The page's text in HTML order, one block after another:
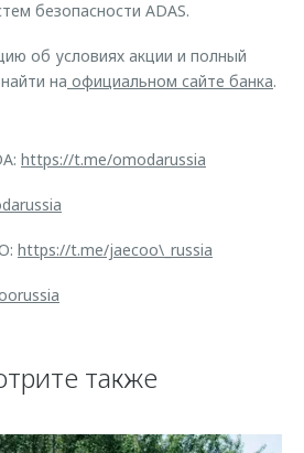
безопасности ADAS.
об условиях акции и полный
на официальном сайте банка.
https://t.me/omodarussia
https://t.me/jaecoo\_russia
также